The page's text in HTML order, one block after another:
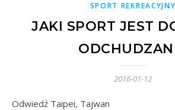
SPORT REKREACYJNY
JAKI SPORT JEST
2016-01-12
Odwiedź Taipei, Tajwan